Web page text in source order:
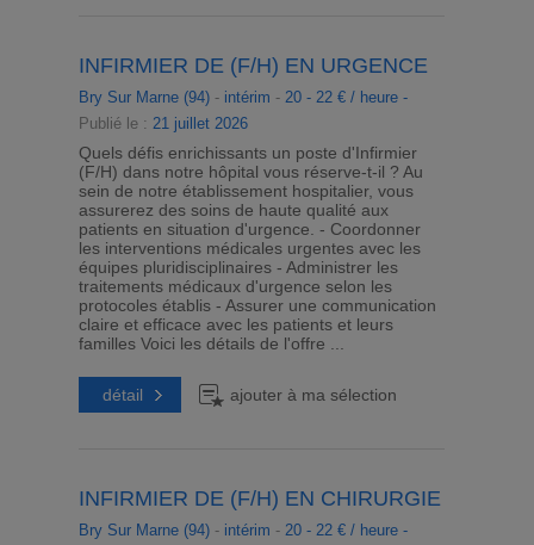
INFIRMIER DE (F/H) EN URGENCE
Bry Sur Marne (94)- intérim - 20 - 22 € / heure -
Publié le : 21 juillet 2026
Quels défis enrichissants un poste d'Infirmier
(F/H) dans notre hôpital vous réserve-t-il ? Au
sein de notre établissement hospitalier, vous
assurerez des soins de haute qualité aux
patients en situation d'urgence. - Coordonner
les interventions médicales urgentes avec les
équipes pluridisciplinaires - Administrer les
traitements médicaux d'urgence selon les
protocoles établis - Assurer une communication
claire et efficace avec les patients et leurs
familles Voici les détails de l'offre ...
détail ajouter à ma sélection
INFIRMIER DE (F/H) EN CHIRURGIE
Bry Sur Marne (94)- intérim - 20 - 22 € / heure -